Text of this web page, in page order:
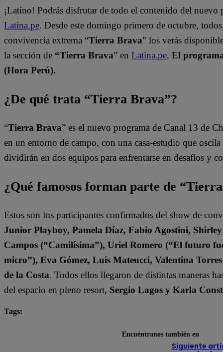
¡Latino! Podrás disfrutar de todo el contenido del nuevo
Latina.pe. Desde este domingo primero de octubre,
convivencia extrema “Tierra Brava” los verás
la sección de “Tierra Brava” en Latina.pe. El
(Hora Perú).
¿De qué trata “Tierra Brava”?
“Tierra Brava” es el nuevo programa de Canal 13 de
en un entorno de campo, con una casa-estudio que
dividirán en dos equipos para enfrentarse en desafíos y
¿Qué famosos forman parte de
Estos son los participantes confirmados del show de
Junior Playboy, Pamela Díaz, Fabio Agostini,
Campos (“Camilísima”), Uriel Romero (“El futuro
micro”), Eva Gómez, Luis Mateucci, Valentina
de la Costa. Todos ellos llegaron de distintas maneras
del espacio en pleno resort, Sergio Lagos y Karla
Tags:
Siguiente
Encuéntranos también en